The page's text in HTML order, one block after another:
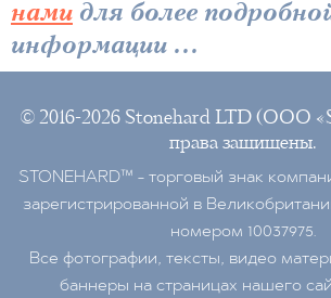
нами для более
информации ...
© 2016-2026 Stonehard LTD (ООО
права защищены.
STONEHARD™ - торговый знак
зарегистрированной в
номером 10037975.
Все фотографии, тексты, видео
баннеры на страницах нашего